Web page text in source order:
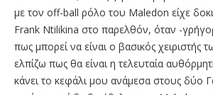
με τον off-ball ρόλο του Maledon είχε
Frank Ntilikina στο παρελθόν, όταν -
πως μπορεί να είναι ο βασικός χειριστής
ελπίζω πως θα είναι η τελευταία
κάνει το κεφάλι μου ανάμεσα στους δύο